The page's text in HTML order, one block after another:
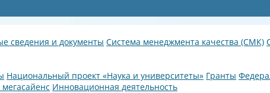
сведения и документы Система менеджмента качества (СМК)
Национальный проект «Наука и университеты» Гранты
мегасайенс Инновационная деятельность